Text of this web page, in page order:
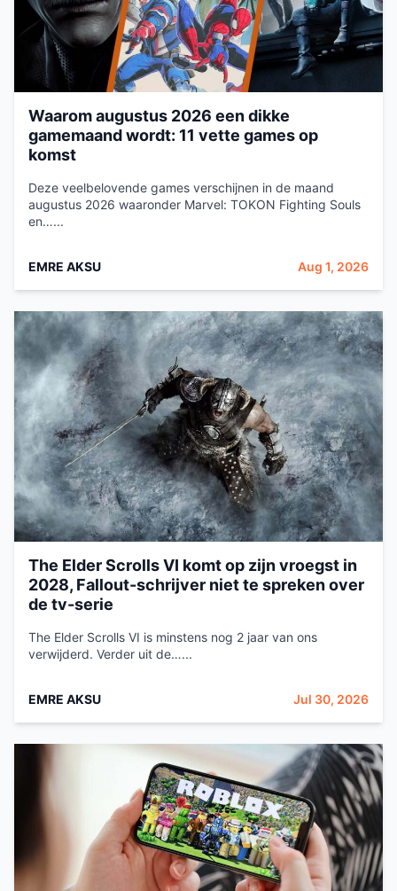
Waarom augustus 2026 een dikke
gamemaand wordt: 11 vette games op
komst
Deze veelbelovende games verschijnen in de maand
augustus 2026 waaronder Marvel: TOKON Fighting Souls
en…...
EMRE AKSU Aug 1, 2026
The Elder Scrolls VI komt op zijn vroegst in
2028, Fallout-schrijver niet te spreken over
de tv-serie
The Elder Scrolls VI is minstens nog 2 jaar van ons
verwijderd. Verder uit de…...
EMRE AKSU Jul 30, 2026